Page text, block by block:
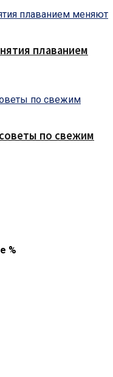
плаванием
по свежим
%